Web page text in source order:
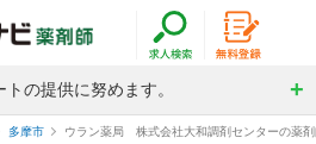
の提供に努めます。
多摩市 ウラン薬局 株式会社大和調剤センターの薬